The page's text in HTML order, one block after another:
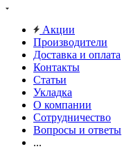
Акции
Производители
Доставка и оплата
Контакты
Статьи
Укладка
О компании
Сотрудничество
Вопросы и ответы
...